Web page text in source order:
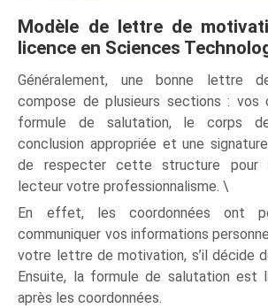
Modèle de lettre de
licence en Sciences
Généralement, une bonne lettre
compose de plusieurs sections : vos
formule de salutation, le corps
conclusion appropriée et une
de respecter cette structure pour
lecteur votre professionnalisme. \
En effet, les coordonnées ont
communiquer vos informations
votre lettre de motivation, s’il décide
Ensuite, la formule de salutation est
après les coordonnées.